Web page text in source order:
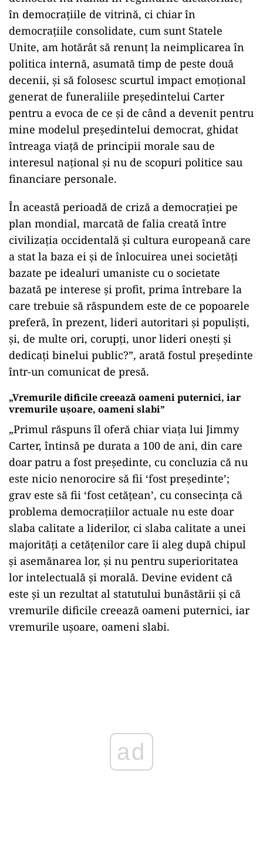
în democrațiile de vitrină, ci chiar în
democrațiile consolidate, cum sunt Statele
Unite, am hotărât să renunț la neimplicarea în
politica internă, asumată timp de peste două
decenii, și să folosesc scurtul impact emoțional
generat de funeraliile președintelui Carter
pentru a evoca de ce și de când a devenit pentru
mine modelul președintelui democrat, ghidat
întreaga viață de principii morale sau de
interesul național și nu de scopuri politice sau
financiare personale.
În această perioadă de criză a democrației pe
plan mondial, marcată de falia creată între
civilizația occidentală și cultura europeană care
a stat la baza ei și de înlocuirea unei societăți
bazate pe idealuri umaniste cu o societate
bazată pe interese și profit, prima întrebare la
care trebuie să răspundem este de ce popoarele
preferă, în prezent, lideri autoritari și populiști,
și, de multe ori, corupți, unor lideri onești și
dedicați binelui public?”, arată fostul președinte
într-un comunicat de presă.
„Vremurile dificile creează oameni puternici, iar
vremurile ușoare, oameni slabi”
„Primul răspuns îl oferă chiar viața lui Jimmy
Carter, întinsă pe durata a 100 de ani, din care
doar patru a fost președinte, cu concluzia că nu
este nicio nenorocire să fii ‘fost președinte’;
grav este să fii ‘fost cetățean’, cu consecința că
problema democrațiilor actuale nu este doar
slaba calitate a liderilor, ci slaba calitate a unei
majorități a cetățenilor care îi aleg după chipul
și asemănarea lor, și nu pentru superioritatea
lor intelectuală și morală. Devine evident că
este și un rezultat al statutului bunăstării și că
vremurile dificile creează oameni puternici, iar
vremurile ușoare, oameni slabi.
ad